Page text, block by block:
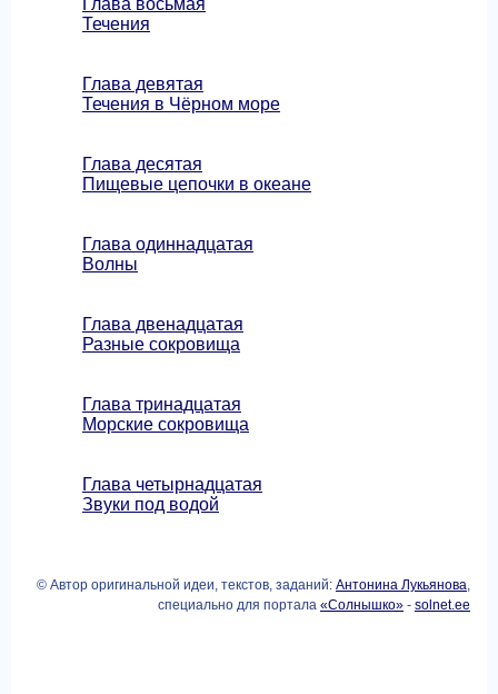
Течения
Глава девятая
Течения в Чёрном море
Глава десятая
Пищевые цепочки в океане
Глава одиннадцатая
Волны
Глава двенадцатая
Разные сокровища
Глава тринадцатая
Морские сокровища
Глава четырнадцатая
Звуки под водой
© Автор оригинальной идеи, текстов, заданий: Антонина Лукьянова
специально для портала «Солнышко» - solnet.ee